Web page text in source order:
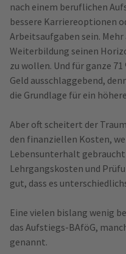
nach einem beruflichen
bessere Karriereoptionen
Arbeitsaufgaben sein.
Weiterbildung seinen
zu wollen. Und für ganze
Geld ausschlaggebend,
die Grundlage für ein
Aber oft scheitert der
den finanziellen Kosten,
Lebensunterhalt
Lehrgangskosten und
gut, dass es
Eine vielen bislang wenig
das Aufstiegs-BAföG,
genannt.